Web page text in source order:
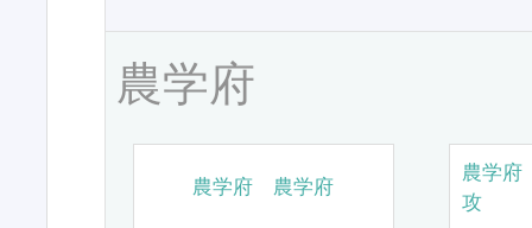
農学府
農学府 農学府
農学
攻